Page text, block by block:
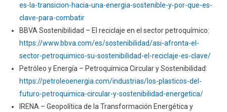
es-la-transicion-hacia-una-energia-sostenible-y-por-que-es-
clave-para-combatir
BBVA Sostenibilidad – El reciclaje en el sector petroquímico:
https://www.bbva.com/es/sostenibilidad/asi-afronta-el-
sector-petroquimico-su-sostenibilidad-el-reciclaje-es-clave/
Petróleo y Energía – Petroquímica Circular y Sostenibilidad:
https://petroleoenergia.com/industrias/los-plasticos-del-
futuro-petroquimica-circular-y-sostenibilidad-energetica/
IRENA – Geopolítica de la Transformación Energética y